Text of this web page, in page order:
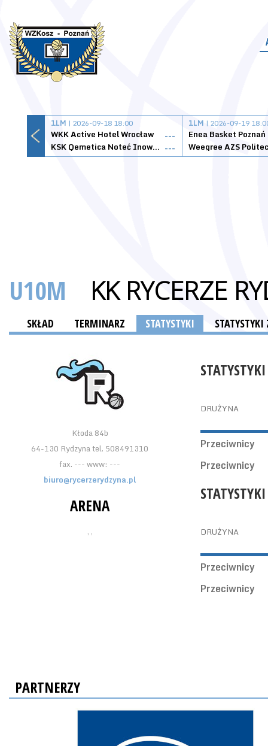
1LM | 2026-09-18 18:00
WKK Active Hotel Wrocław
---
KSK Qemetica Noteć Inowrocław ---
1LM | 2026-09-19
Enea Basket Poznań
U10M KK RYCERZE
SKŁAD TERMINARZ STATYSTYKI
Kłoda 84b
64-130 Rydzyna tel. 508491310
fax. --- www: ---
biuro@rycerzerydzyna.pl
ARENA
, ,
DRUŻYNA
Przeciwnicy
Przeciwnicy
DRUŻYNA
Przeciwnicy
Przeciwnicy
PARTNERZY